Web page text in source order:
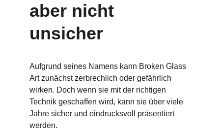
aber nicht
unsicher
Aufgrund seines Namens kann Broken Glass
Art zunächst zerbrechlich oder gefährlich
wirken. Doch wenn sie mit der richtigen
Technik geschaffen wird, kann sie über viele
Jahre sicher und eindrucksvoll präsentiert
werden.